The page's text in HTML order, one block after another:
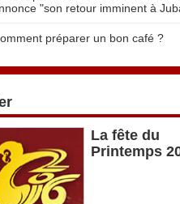
"son retour imminent à
préparer un bon café ?
La fête du
Printemps